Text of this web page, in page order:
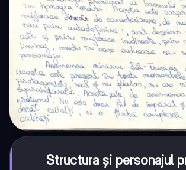
Structura și personajul